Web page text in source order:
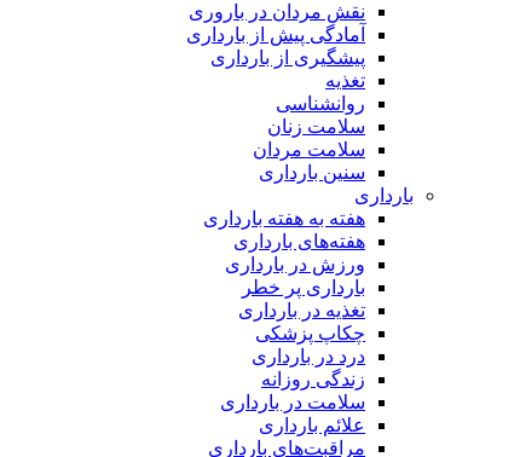
نقش مردان در باروری
آمادگی پیش از بارداری
پیشگیری از بارداری
تغذیه
روانشناسی
سلامت زنان
سلامت مردان
سنین بارداری
بارداری
هفته‌ به هفته بارداری
هفته‌های بارداری
ورزش در بارداری
بارداری پر خطر
تغذیه در بارداری
چکاپ پزشکی
درد در بارداری
زندگی روزانه
سلامت در بارداری
علائم بارداری
مراقبت‌های بارداری